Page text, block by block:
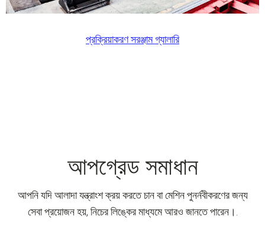
প্রক্রিয়াকরণ সরঞ্জাম গ্যালারি
আপগ্রেড সমাধান
আপনি যদি আলাদা যন্ত্রাংশ ক্রয় করতে চান বা মেশিন পুনর্নবীকরণের জন্য
সেবা প্রয়োজন হয়, নিচের লিঙ্কের মাধ্যমে আরও জানতে পারেন।.